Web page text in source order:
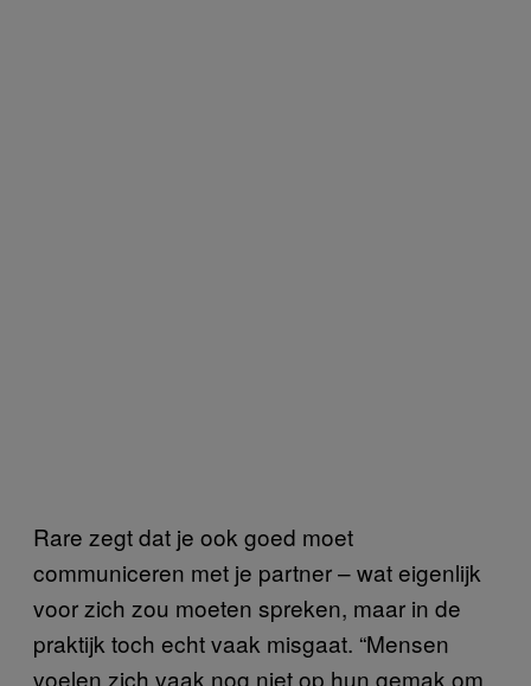
Rare zegt dat je ook goed moet
communiceren met je partner – wat eigenlijk
voor zich zou moeten spreken, maar in de
praktijk toch echt vaak misgaat. “Mensen
voelen zich vaak nog niet op hun gemak om